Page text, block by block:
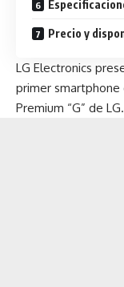
Precio y
LG Electronics
primer smartphone
Premium “G” de LG.